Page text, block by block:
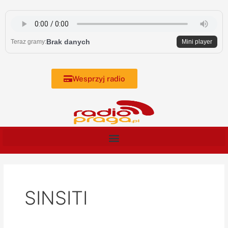
content
Teraz gramy:Brak danych Mini player
Wesprzyj radio
SINSITI